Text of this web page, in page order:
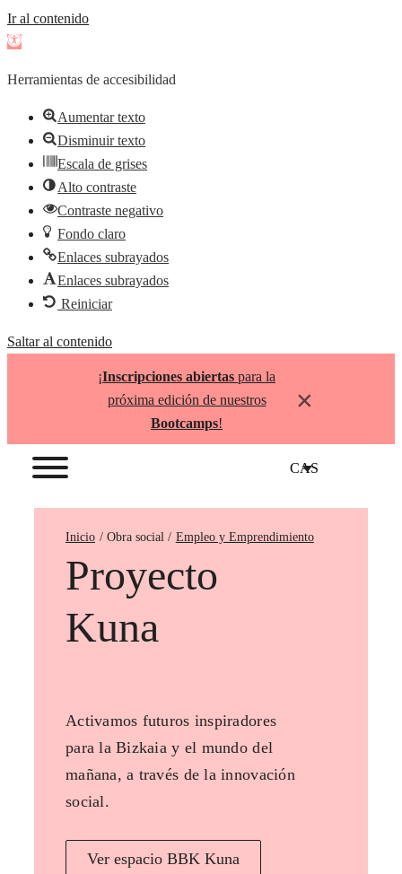
Ir al contenido
Abrir
de
herramientas
Herramientas de accesibilidad
Aumentar texto
Disminuir texto
Escala de grises
Alto contraste
Contraste negativo
Fondo claro
Enlaces subrayados
Enlaces subrayados
Reiniciar
Saltar al contenido
¡Inscripciones abiertas para la
próxima edición de nuestros
Bootcamps!
×
CAS
Inicio Empleo y Emprendimiento
Proyecto
Kuna
Activamos futuros inspiradores
para la Bizkaia y el mundo del
mañana, a través de la innovación
social.
Ver espacio BBK Kuna